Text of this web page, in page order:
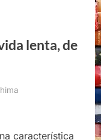
lenta, de
característica